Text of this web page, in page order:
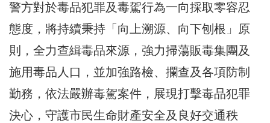
警方對於毒品犯罪及毒駕行為一向採取零容忍
態度，將持續秉持「向上溯源、向下刨根」原
則，全力查緝毒品來源，強力掃蕩販毒集團及
施用毒品人口，並加強路檢、攔查及各項防制
勤務，依法嚴辦毒駕案件，展現打擊毒品犯罪
決心，守護市民生命財產安全及良好交通秩